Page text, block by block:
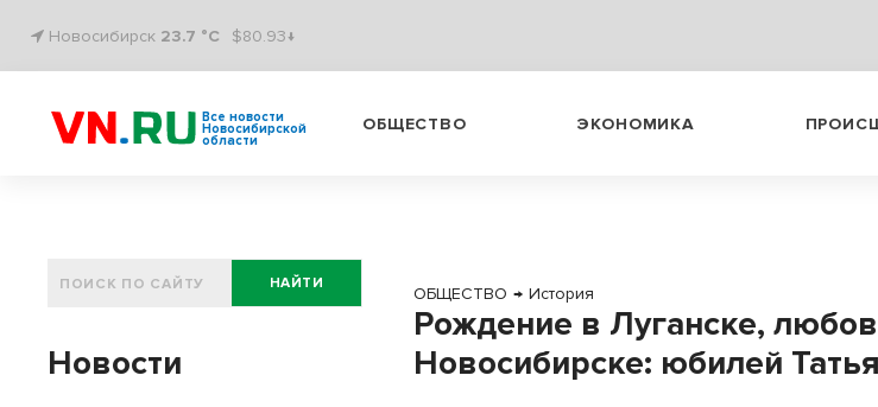
Новосибирск 23.7 °C $80.93↓
Все новости
Новосибирской
области
ОБЩЕСТВО ЭКОНОМИКА
ОБЩЕСТВО → История
Рождение в Луганске,
Новосибирске: юбилей
НАЙТИ
Новости